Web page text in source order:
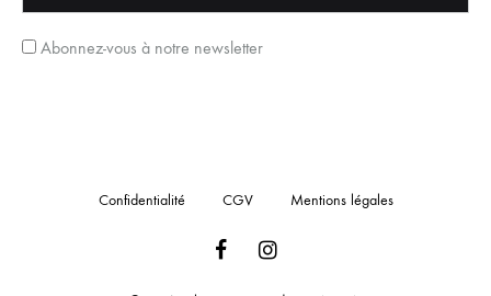
Abonnez-vous à notre newsletter
Confidentialité CGV Mentions légales
FacebookInstagram